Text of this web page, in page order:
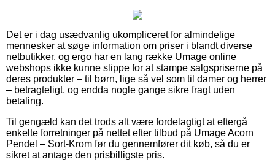
Det er i dag usædvanlig ukompliceret for almindelige
mennesker at søge information om priser i blandt diverse
netbutikker, og ergo har en lang række Umage online
webshops ikke kunne slippe for at stampe salgspriserne på
deres produkter – til børn, lige så vel som til damer og herrer
– betragteligt, og endda nogle gange sikre fragt uden
betaling.
Til gengæld kan det trods alt være fordelagtigt at eftergå
enkelte forretninger på nettet efter tilbud på Umage Acorn
Pendel – Sort-Krom før du gennemfører dit køb, så du er
sikret at antage den prisbilligste pris.